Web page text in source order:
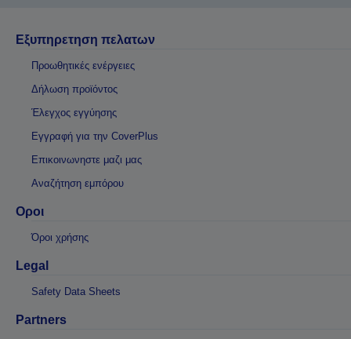
Εξυπηρετηση πελατων
Προωθητικές ενέργειες
Δήλωση προϊόντος
Έλεγχος εγγύησης
Εγγραφή για την CoverPlus
Επικοινωνηστε μαζι μας
Αναζήτηση εμπόρου
Οροι
Όροι χρήσης
Legal
Safety Data Sheets
Partners